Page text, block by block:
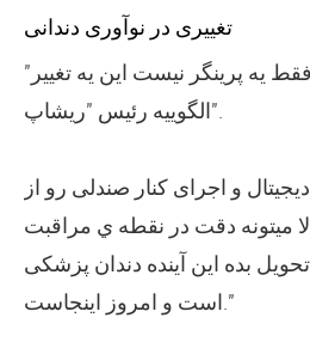
تغییری در نوآوری دندانی
"بیل لیو گفت : "بیل لیو فقط یه پرینگر نیست این یه تغییر
الگوییه رئيس "ريشاپ".
و اجرای کنار صندلی رو از
ميتونه دقت در نقطه ي مراقبت
بده این آینده دندان پزشکی
است و امروز اینجاست."